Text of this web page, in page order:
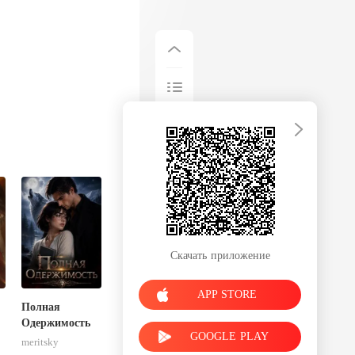
Полная
Одержимость
meritsky
Скачать приложение
APP STORE
GOOGLE PLAY